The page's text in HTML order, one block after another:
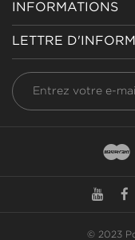
INFORMATIONS
LETTRE
© 2023